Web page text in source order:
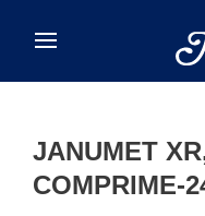
JANUMET
COMPRIME-